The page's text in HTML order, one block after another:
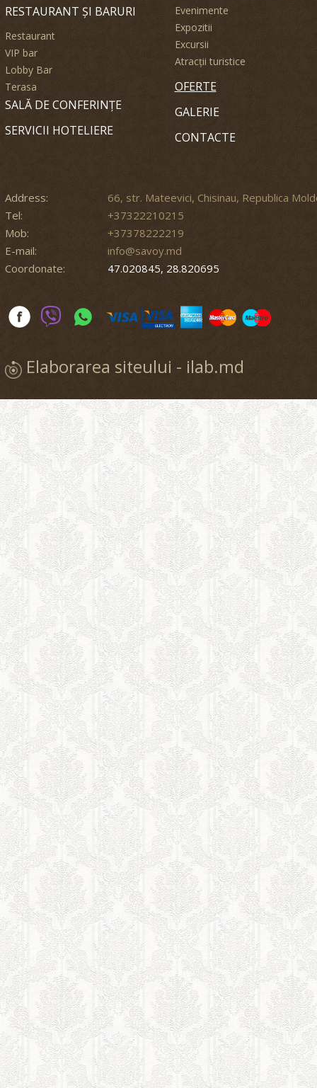
RESTAURANT ȘI BARURI
Restaurant
VIP bar
Lobby Bar
Terasa
SALĂ DE CONFERINȚE
SERVICII HOTELIERE
Evenimente
Expozitii
Excursii
Atracții turistice
OFERTE
GALERIE
CONTACTE
Address:
66, str. Mateevici, Chisinau, Republica
Tel:
+37322210215
Mob:
+37378222219
E-mail:
info@savoy.md
Coordonate:
47.020845, 28.820695
Elaborarea siteului - ilab.md